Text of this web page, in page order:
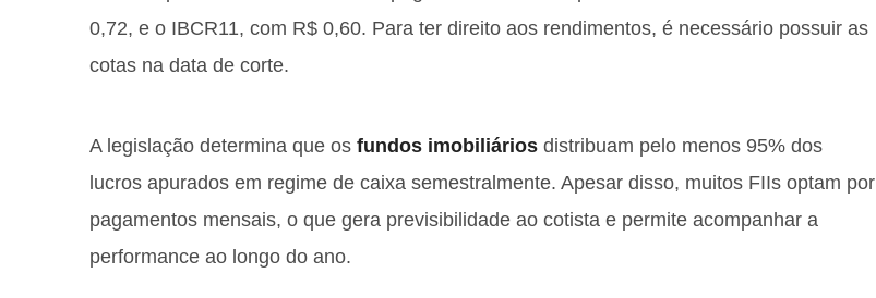
0,72, e o IBCR11, com R$ 0,60. Para ter direito aos rendimentos, é necessário possuir as
cotas na data de corte.
A legislação determina que os fundos imobiliários distribuam pelo menos 95% dos
lucros apurados em regime de caixa semestralmente. Apesar disso, muitos FIIs optam por
pagamentos mensais, o que gera previsibilidade ao cotista e permite acompanhar a
performance ao longo do ano.